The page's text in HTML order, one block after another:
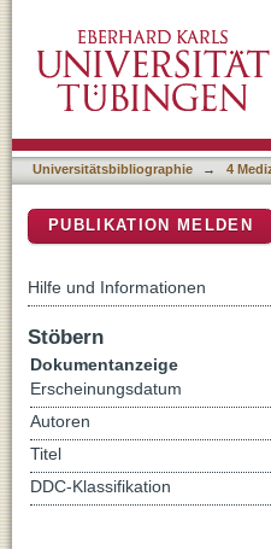
mechanisms of
Universitätsbibliographie → 4
PUBLIKATION MELDEN
Hilfe und Informationen
Stöbern
Dokumentanzeige
Erscheinungsdatum
Autoren
Titel
DDC-Klassifikation